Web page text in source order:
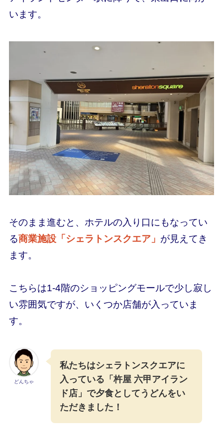
います。
そのまま進むと、ホテルの入り口にもなってい
る商業施設「シェラトンスクエア」 が見えてき
ます。
こちらは1-4階のショッピングモールで少し寂し
い雰囲気ですが、いくつか店舗が入っていま
す。
どんちゃ
私たちはシェラトンスクエアに
入っている「杵屋 六甲アイラン
ド店」で夕食としてうどんをい
ただきました！